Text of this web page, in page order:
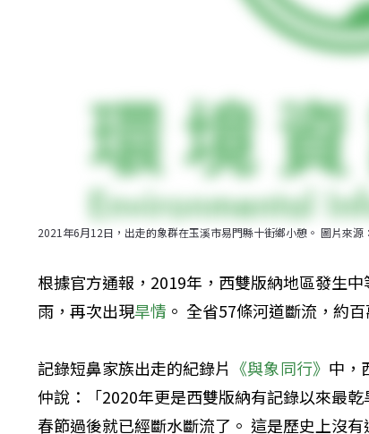
2021年6月12日，出走的象群在玉溪市易門縣十街鄉小憩。 圖片來源
根據官方通報，2019年，西雙版納地區發生
雨，再次出現旱情 。 全省57條河道斷流，約
記錄短鼻家族出走的紀錄片 《與象同行》 中，
仲說：「2020年更是西雙版納有記錄以來最
春節過後就已經斷水斷流了。 這是歷史上沒有